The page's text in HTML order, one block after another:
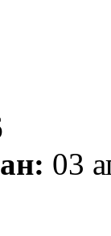
03